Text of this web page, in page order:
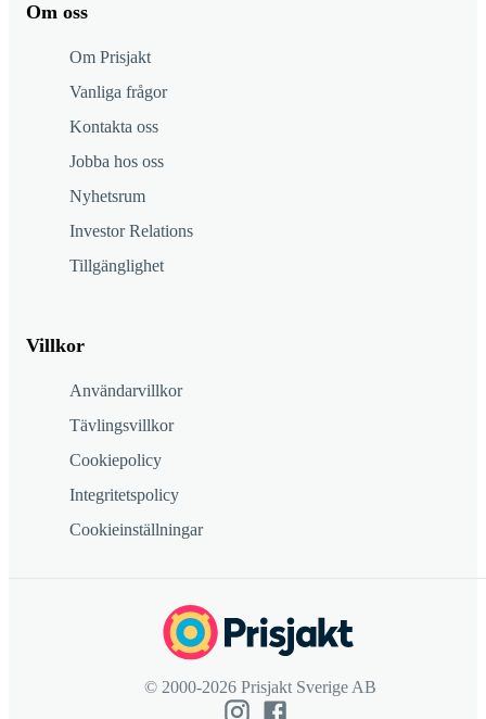
Om oss
Om Prisjakt
Vanliga frågor
Kontakta oss
Jobba hos oss
Nyhetsrum
Investor Relations
Tillgänglighet
Villkor
Användarvillkor
Tävlingsvillkor
Cookiepolicy
Integritetspolicy
Cookieinställningar
© 2000-2026 Prisjakt Sverige AB